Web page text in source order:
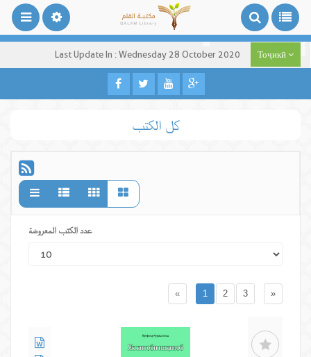
Last Update In : Wednesday 28 October 2020 Тоҷикӣ
كل الكتب
عدد الكتب المعروضة
« 1 2 3 »